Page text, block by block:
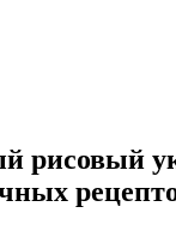
рисовый